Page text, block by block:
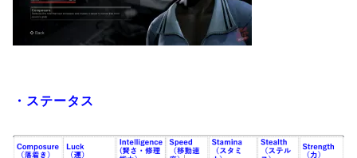
・ステータス